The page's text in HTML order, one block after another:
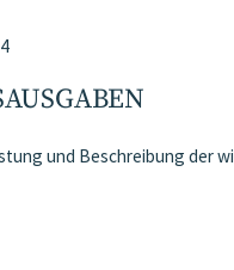
und Beschreibung der